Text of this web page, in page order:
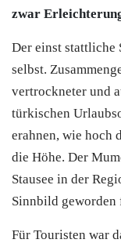
zwar
Der einst stattliche
selbst.
vertrockneter und
türkischen
erahnen, wie hoch
die Höhe. Der
Stausee in der
Sinnbild geworden
Für Touristen war